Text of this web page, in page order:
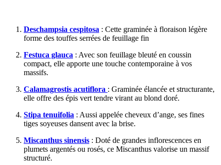
Deschampsia cespitosa : Cette graminée à floraison légère
forme des touffes serrées de feuillage fin
Festuca glauca : Avec son feuillage bleuté en coussin
compact, elle apporte une touche contemporaine à vos
massifs.
Calamagrostis acutiflora : Graminée élancée et structurante,
elle offre des épis vert tendre virant au blond doré.
Stipa tenuifolia : Aussi appelée cheveux d’ange, ses fines
tiges soyeuses dansent avec la brise.
Miscanthus sinensis : Doté de grandes inflorescences en
plumets argentés ou rosés, ce Miscanthus valorise un massif
structuré.